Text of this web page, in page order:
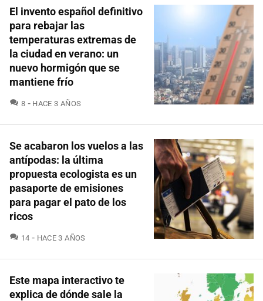
El invento español definitivo
para rebajar las
temperaturas extremas de
la ciudad en verano: un
nuevo hormigón que se
mantiene frío
8 COMENTARIOS
HACE 3 AÑOS
Se acabaron los vuelos a las
antípodas: la última
propuesta ecologista es un
pasaporte de emisiones
para pagar el pato de los
ricos
14 COMENTARIOS
HACE 3 AÑOS
Este mapa interactivo te
explica de dónde sale la